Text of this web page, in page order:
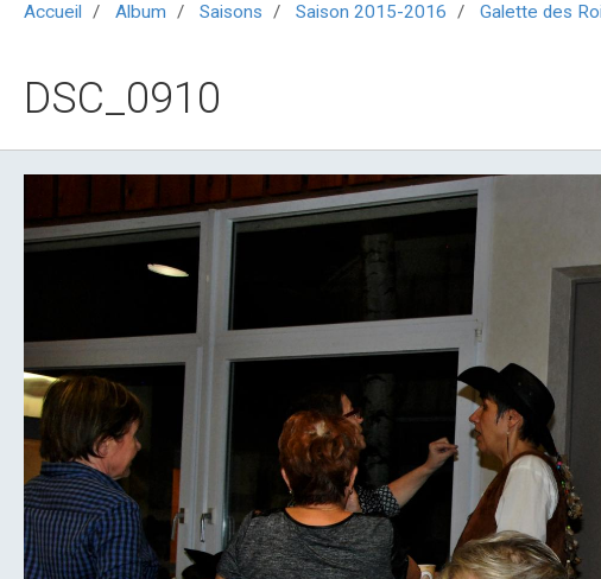
Accueil Album Saisons Saison 2015-2016 Galette des
DSC_0910